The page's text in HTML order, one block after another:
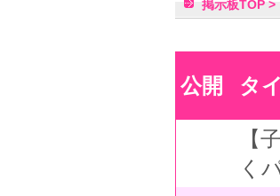
掲示板TOP >
公開 タ
【
く